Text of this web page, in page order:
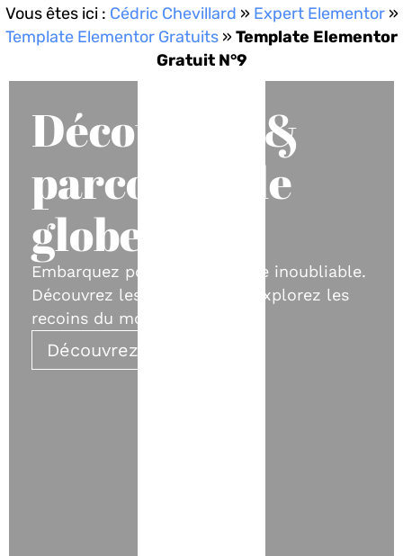
Vous êtes ici : Cédric Chevillard » Expert Elementor»
Template Elementor Gratuits »Template Elementor
Gratuit N°9
Découvrez &
parcourez le
globe
Embarquez pour une aventure inoubliable.
Découvrez les merveilles et explorez les
recoins du monde !
Découvrez nos circuits